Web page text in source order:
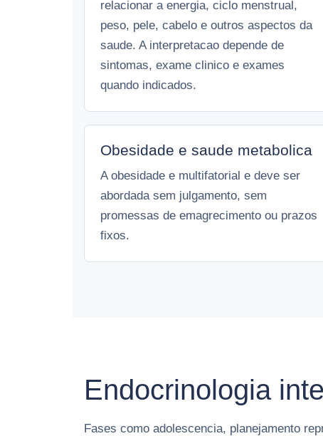
relacionar a energia, ciclo menstrual,
peso, pele, cabelo e outros aspectos da
saude. A interpretacao depende de
sintomas, exame clinico e exames
quando indicados.
Obesidade e saude metabolica
A obesidade e multifatorial e deve ser
abordada sem julgamento, sem
promessas de emagrecimento ou prazos
fixos.
Endocrinologia
Fases como adolescencia, planejamento